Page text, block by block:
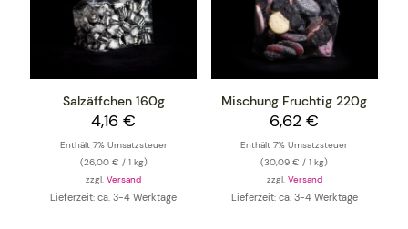
Salzäffchen 160g
4,16€
Enthält 7% Umsatzsteuer
(26,00 € / 1 kg)
zzgl.Versand
Lieferzeit: ca. 3-4 Werktage
Mischung Fruchtig 220g
6,62€
Enthält 7% Umsatzsteuer
(30,09€ / 1 kg)
zzgl. Versand
Lieferzeit: ca. 3-4 Werktage